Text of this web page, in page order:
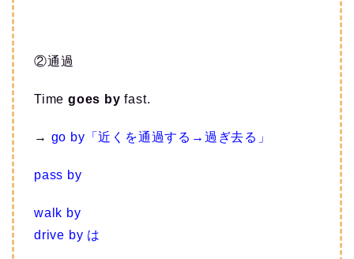
②通過
Time goes by fast.
→ go by「近くを通過する→過ぎ去る」
pass by
walk by
drive by は